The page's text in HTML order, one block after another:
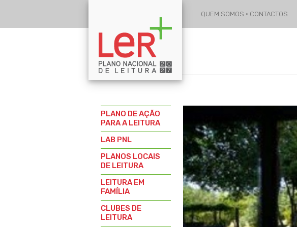
QUEM SOMOS · CONTACTOS
PLANO DE AÇÃO
PARA A LEITURA
LAB PNL
PLANOS LOCAIS
DE LEITURA
LEITURA EM
FAMÍLIA
CLUBES DE
LEITURA